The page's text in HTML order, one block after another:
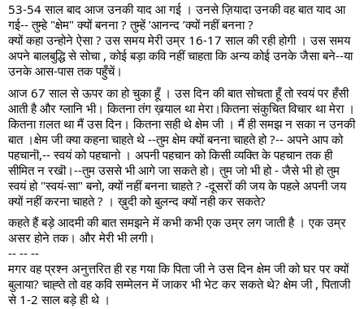
53-54 साल बाद आज उनकी याद आ गई । उनसे ज़ियादा उनकी वह बात याद आ
गई-- तुम्हे "क्षेम" क्यों बनना ? तुम्हें ’आनन्द ’क्यों नहीं बनना ?
क्यों कहा उन्होने ऐसा ? उस समय मेरी उम्र 16-17 साल की रही होगी । उस समय
अपने बालबुद्धि से सोचा , कोई बड़ा कवि नहीं चाहता कि अन्य कोई उनके जैसा बने--या
उनके आस-पास तक पहुँचें।
आज 67 साल से ऊपर का हो चुका हूँ । उस दिन की बात सोचता हूँ तो स्वयं पर हँसी
आती है और ग्लानि भी। कितना तंग ख़याल था मेरा।कितना संकुचित विचार था मेरा ।
कितना ग़लत था मैं उस दिन। कितना सही थे क्षेम जी । मैं ही समझ न सका न उनकी
बात ।क्षेम जी क्या कहना चाहते थे --तुम क्षेम क्यों बनना चाहते हो ?-- अपने आप को
पहचानॊ,-- स्वयं को पहचानो । अपनी पहचान को किसी व्यक्ति के पहचान तक ही
सीमित न रखॊ।--तुम उससे भी आगे जा सकते हो। तुम जो भी हो - जैसे भी हो तुम
स्वयं हो "स्वयं-सा" बनो, क्यों नहीं बनना चाहते ? -दूसरों की जय के पहले अपनी जय
क्यों नहीं करना चाहते ? । ख़ुदी को बुलन्द क्यों नही कर सकते?
कहते हैं बड़े आदमी की बात समझने में कभी कभी एक उम्र लग जाती है । एक उम्र
असर होने तक। और मेरी भी लगी।
-- -- --
मगर वह प्रश्न अनुत्तरित ही रह गया कि पिता जी ने उस दिन क्षेम जी को घर पर क्यों
बुलाया? चाह्ते तो वह कवि सम्मेलन में जाकर भी भेट कर सकते थे? क्षेम जी , पिताजी
से 1-2 साल बड़े ही थे ।